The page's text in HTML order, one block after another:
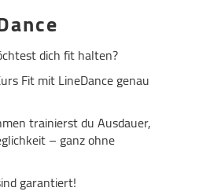
dich fit halten?
Fit mit LineDance genau
trainierst du Ausdauer,
– ganz ohne
garantiert!